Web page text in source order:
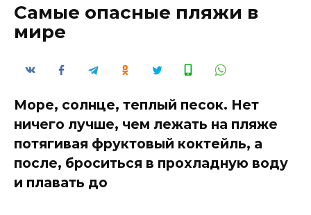
Самые опасные пляжи в
мире
Море, солнце, теплый песок. Нет
ничего лучше, чем лежать на пляже
потягивая фруктовый коктейль, а
после, броситься в прохладную воду
и плавать до